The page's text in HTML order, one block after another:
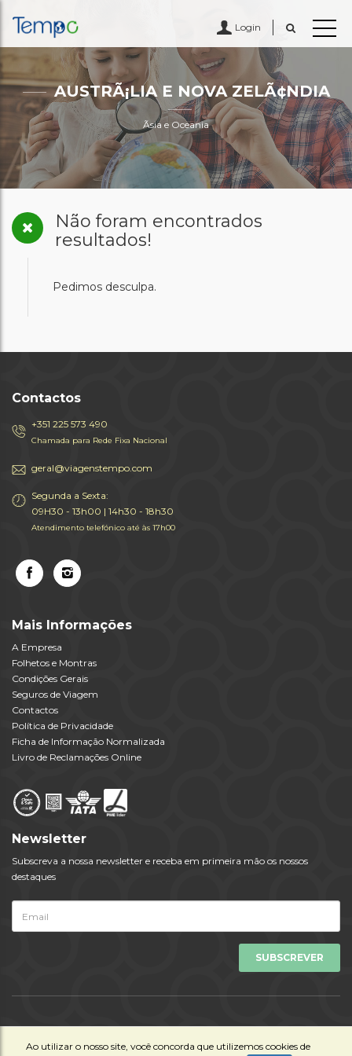
Login
AUSTRÃ¡LIA E NOVA ZELÃ¢NDIA
Ãsia e Oceania
Não foram encontrados
resultados!
Pedimos desculpa.
Contactos
+351 225 573 490
Chamada para Rede Fixa Nacional
geral@viagenstempo.com
Segunda a Sexta:
09H30 - 13h00 | 14h30 - 18h30
Atendimento telefónico até às 17h00
Mais Informações
A Empresa
Folhetos e Montras
Condições Gerais
Seguros de Viagem
Contactos
Política de Privacidade
Ficha de Informação Normalizada
Livro de Reclamações Online
Newsletter
Subscreva a nossa newsletter e receba em primeira mão os nossos
destaques
Todos os Direitos Reservados © Viagens Tempo 2023 | Powered by
Ao utilizar o nosso site, você concorda que utilizemos cookies de